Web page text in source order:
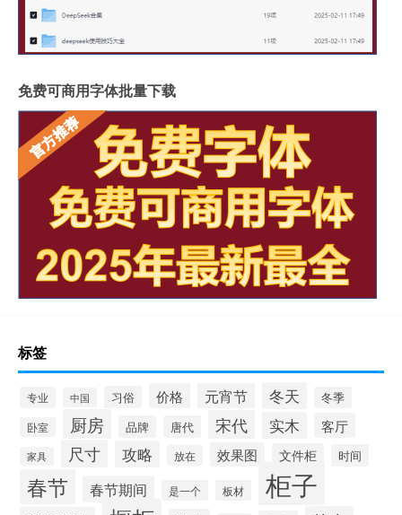
免费可商用字体批量下载
标签
专业 中国 习俗 价格 元宵节 冬天 冬季
卧室 厨房 品牌 唐代 宋代 实木 客厅
家具 尺寸 攻略 放在 效果图 文件柜 时间
春节 春节期间 是一个 板材 柜子